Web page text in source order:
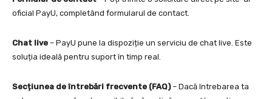
oficial PayU, completând formularul de contact.
Chat live – PayU pune la dispoziție un serviciu de chat live. Este
soluția ideală pentru suport în timp real.
Secțiunea de întrebări frecvente (FAQ)– Dacă întrebarea ta